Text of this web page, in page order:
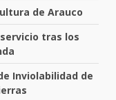
de Arauco
tras los
Inviolabilidad de